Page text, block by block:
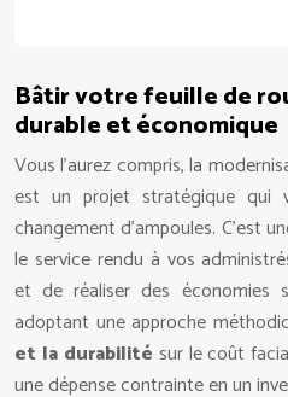
Bâtir votre feuille de
durable et économique
Vous l’aurez compris, la
est un projet stratégique qui
changement d’ampoules. C’est
le service rendu à vos
et de réaliser des économies
adoptant une approche
et la durabilité sur le coût
une dépense contrainte en un